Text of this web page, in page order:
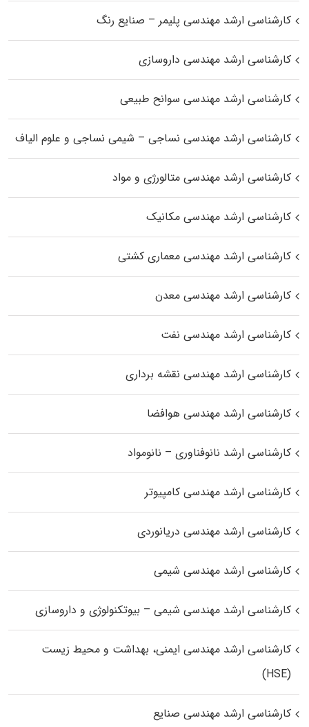
کارشناسی ارشد مهندسی پلیمر – صنایع رنگ
کارشناسی ارشد مهندسی داروسازی
کارشناسی ارشد مهندسی سوانح طبیعی
کارشناسی ارشد مهندسی نساجی – شیمی نساجی و علوم الیاف
کارشناسی ارشد مهندسی متالورژی و مواد
کارشناسی ارشد مهندسی مکانیک
کارشناسی ارشد مهندسی معماری کشتی
کارشناسی ارشد مهندسی معدن
کارشناسی ارشد مهندسی نفت
کارشناسی ارشد مهندسی نقشه برداری
کارشناسی ارشد مهندسی هوافضا
کارشناسی ارشد نانوفناوری – نانومواد
کارشناسی ارشد مهندسی کامپیوتر
کارشناسی ارشد مهندسی دریانوردی
کارشناسی ارشد مهندسی شیمی
کارشناسی ارشد مهندسی شیمی – بیوتکنولوژی و داروسازی
کارشناسی ارشد مهندسی ایمنی، بهداشت و محیط زیست
(HSE)
کارشناسی ارشد مهندسی صنایع